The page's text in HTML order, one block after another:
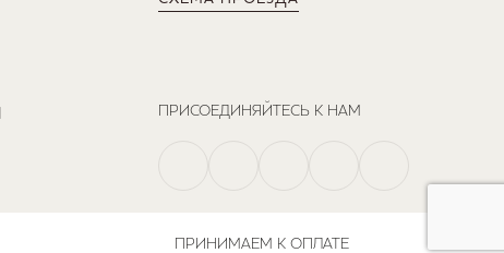
ПРИСОЕДИНЯЙТЕСЬ К НАМ
ПРИНИМАЕМ К ОПЛАТЕ